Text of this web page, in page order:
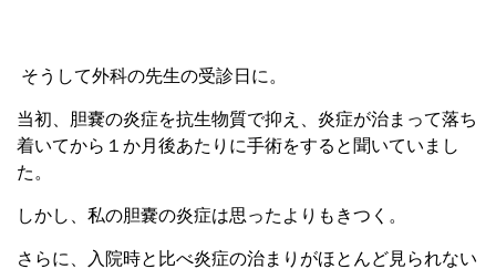
そうして外科の先生の受診日に。
当初、胆嚢の炎症を抗生物質で抑え、炎症が治まって落ち
着いてから１か月後あたりに手術をすると聞いていまし
た。
しかし、私の胆嚢の炎症は思ったよりもきつく。
さらに、入院時と比べ炎症の治まりがほとんど見られない